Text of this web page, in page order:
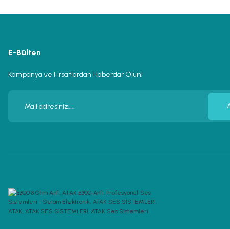
E-Bülten
Kampanya ve Fırsatlardan Haberdar Olun!